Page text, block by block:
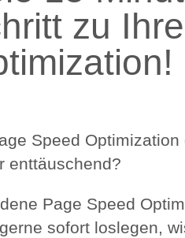
zu
Speed Optimization
enttäuschend?
Page Speed
sofort loslegen,